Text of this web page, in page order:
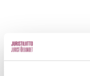
Edut ja palvelut